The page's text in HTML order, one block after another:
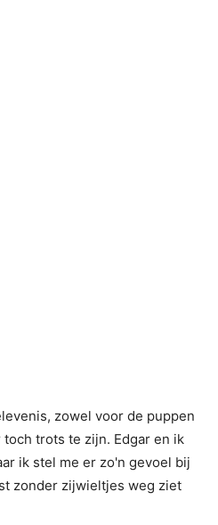
zowel voor de puppen
trots te zijn. Edgar en ik
ik stel me er zo'n gevoel bij
zonder zijwieltjes weg ziet